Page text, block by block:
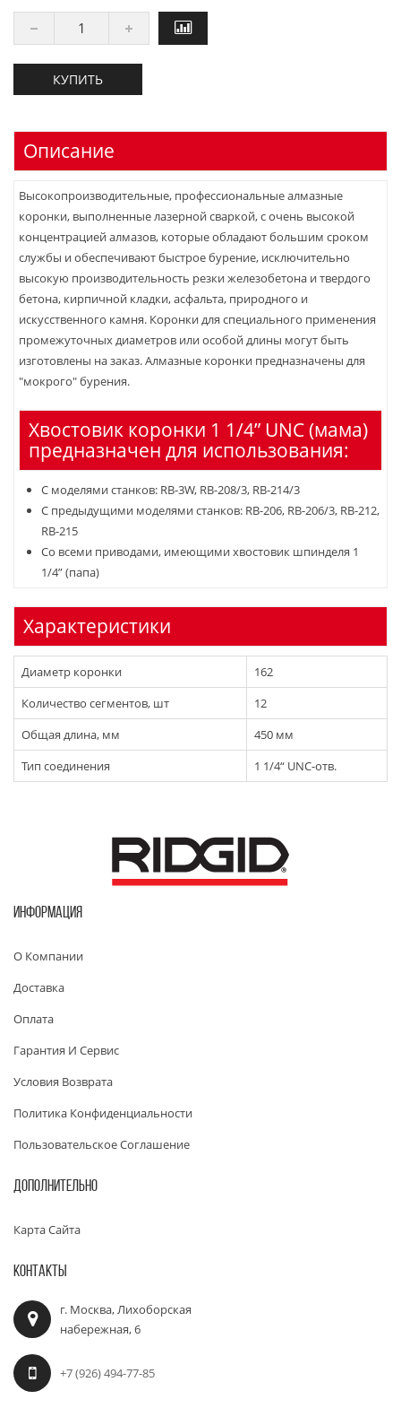
КУПИТЬ
Описание
Высокопроизводительные, профессиональные алмазные
коронки, выполненные лазерной сваркой, с очень высокой
концентрацией алмазов, которые обладают большим сроком
службы и обеспечивают быстрое бурение, исключительно
высокую производительность резки железобетона и твердого
бетона, кирпичной кладки, асфальта, природного и
искусственного камня. Коронки для специального применения
промежуточных диаметров или особой длины могут быть
изготовлены на заказ. Алмазные коронки предназначены для
"мокрого" бурения.
Хвостовик коронки 1 1/4” UNC (мама)
предназначен для использования:
C моделями станков: RB-3W, RB-208/3, RB-214/3
C предыдущими моделями станков: RB-206, RB-206/3, RB-212,
RB-215
Cо всеми приводами, имеющими хвостовик шпинделя 1
1/4” (папа)
Характеристики
Диаметр коронки
162
Количество сегментов, шт
12
Общая длина, мм
450 мм
Тип соединения
1 1/4“ UNC-отв.
ИНФОРМАЦИЯ
О Компании
Доставка
Оплата
Гарантия И Сервис
Условия Возврата
Политика Конфиденциальности
Пользовательское Соглашение
ДОПОЛНИТЕЛЬНО
Карта Сайта
КОНТАКТЫ
г. Москва, Лихоборская
набережная, 6
+7 (926) 494-77-85